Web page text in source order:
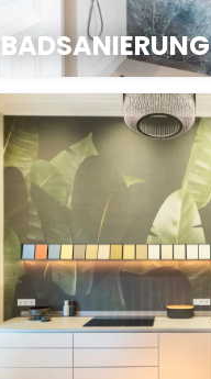
BADSANIERUNG